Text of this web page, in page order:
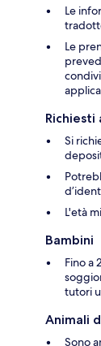
Le
Le
Richiesti
Si
L'età
Bambini
Fino a
tutori
Animali
Sono